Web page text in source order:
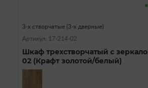
3-х створчатые (3-х дверные)
Артикул: 17-214-02
Шкаф трехстворчатый с
02 (Крафт золотой/белый)